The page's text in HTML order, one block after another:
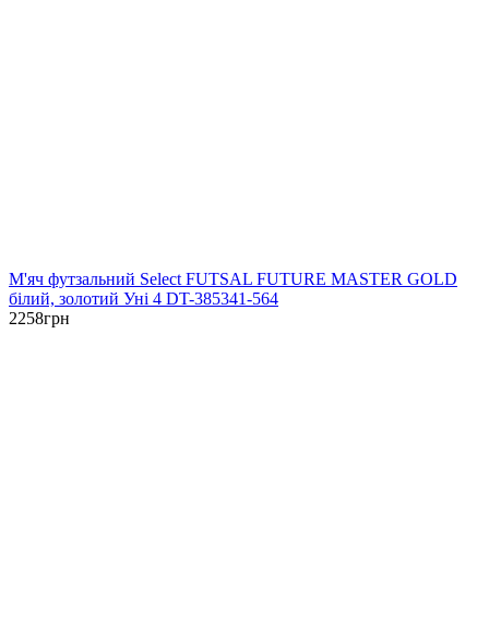
М'яч футзальний Select FUTSAL FUTURE MASTER GOLD
білий, золотий Уні 4 DT-385341-564
2258грн